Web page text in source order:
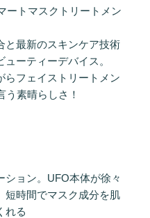
ートマスクトリートメン
と最新のスキンケア技術
ーティーデバイス。
らフェイストリートメン
う素晴らしさ！
ション。UFO本体が徐々
短時間でマスク成分を肌
れる